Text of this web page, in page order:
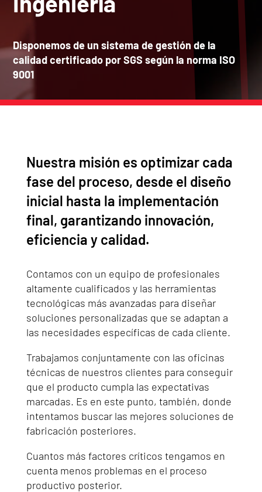
Disponemos de un sistema de gestión de la
calidad certificado por SGS según la norma ISO
9001
Nuestra misión es optimizar cada
fase del proceso, desde el diseño
inicial hasta la implementación
final, garantizando innovación,
eficiencia y calidad.
Contamos con un equipo de profesionales
altamente cualificados y las herramientas
tecnológicas más avanzadas para diseñar
soluciones personalizadas que se adaptan a
las necesidades específicas de cada cliente.
Trabajamos conjuntamente con las oficinas
técnicas de nuestros clientes para conseguir
que el producto cumpla las expectativas
marcadas. Es en este punto, también, donde
intentamos buscar las mejores soluciones de
fabricación posteriores.
Cuantos más factores críticos tengamos en
cuenta menos problemas en el proceso
productivo posterior.